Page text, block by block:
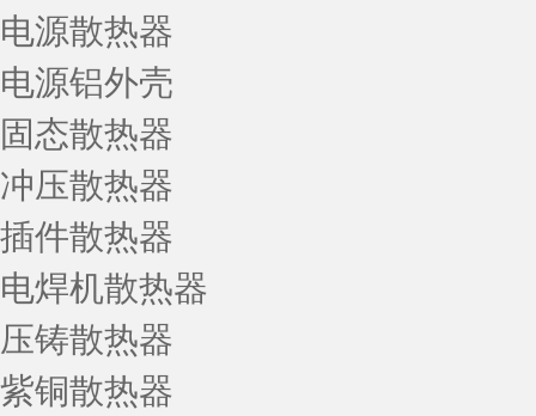
电源散热器
电源铝外壳
固态散热器
冲压散热器
插件散热器
电焊机散热器
压铸散热器
紫铜散热器